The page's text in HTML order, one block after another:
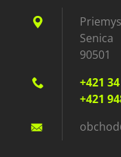
Senica
90501
+421
+421